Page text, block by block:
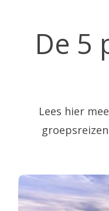
De 5
Lees hier